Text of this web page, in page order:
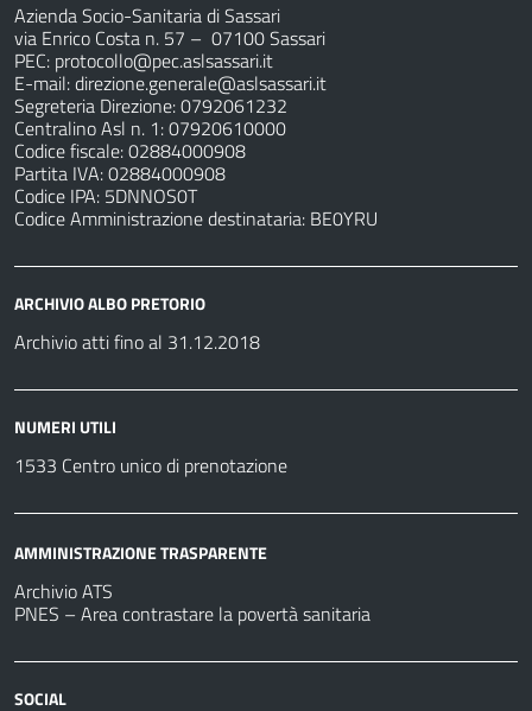
Azienda Socio-Sanitaria di Sassari
via Enrico Costa n. 57 – 07100 Sassari
PEC: protocollo@pec.aslsassari.it
E-mail:direzione.generale@aslsassari.it
Segreteria Direzione: 0792061232
Centralino Asl n. 1: 07920610000
Codice fiscale: 02884000908
Partita IVA: 02884000908
Codice IPA: 5DNNOS0T
Codice Amministrazione destinataria: BE0YRU
ARCHIVIO ALBO PRETORIO
Archivio atti fino al 31.12.2018
NUMERI UTILI
1533 Centro unico di prenotazione
AMMINISTRAZIONE TRASPARENTE
Archivio ATS
PNES – Area contrastare la povertà sanitaria
SOCIAL